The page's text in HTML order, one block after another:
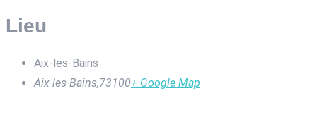
Lieu
Aix-les-Bains
Aix-les-Bains,73100+ Google Map